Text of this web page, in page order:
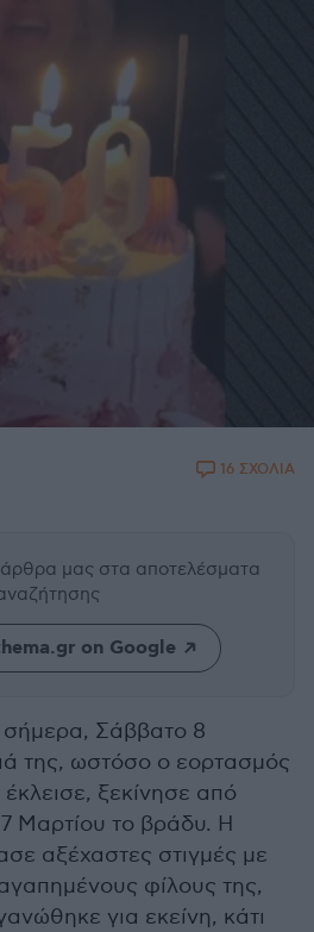
16 ΣΧΟΛΙΑ
άρθρα μας στα αποτελέσματα
on Google
σήμερα, Σάββατο 8
της, ωστόσο ο εορτασμός
ξεκίνησε από
Μαρτίου το βράδυ. Η
αξέχαστες στιγμές με
φίλους της,
για εκείνη, κάτι